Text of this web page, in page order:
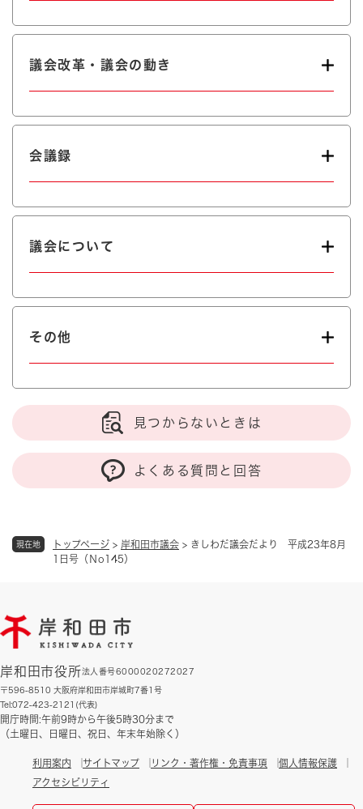
現在地 トップページ > 岸和田市議会 > きしわだ議会だより 平成23年8月
1日号（Ｎo145）
議会改革・議会の動き
会議録
議会について
その他
見つからないときは
よくある質問と回答
岸和田市役所法人番号6000020272027
〒596-8510 大阪府岸和田市岸城町7番1号
Tel:072-423-2121(代表)
開庁時間:午前9時から午後5時30分まで
（土曜日、日曜日、祝日、年末年始除く）
利用案内 サイトマップ リンク・著作権・免責事項
個人情報保護
アクセシビリティ